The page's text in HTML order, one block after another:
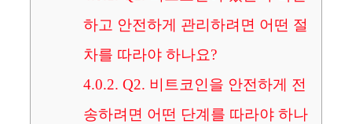
하고 안전하게 관리하려면 어떤 절
차를 따라야 하나요?
4.0.2. Q2. 비트코인을 안전하게 전
송하려면 어떤 단계를 따라야 하나